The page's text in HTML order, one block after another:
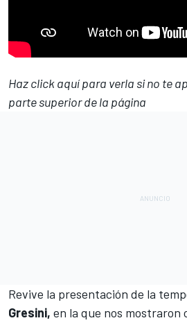
Haz click aquí para verla si no te
parte superior de la página
Revive la presentación de la
Gresini, en la que nos mostraron